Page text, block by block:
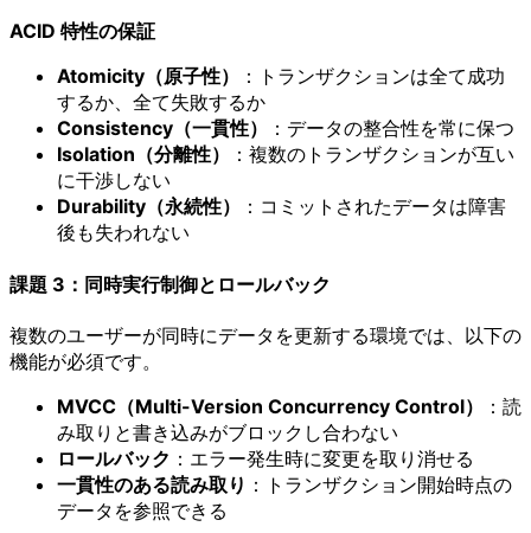
ACID 特性の保証
Atomicity（原子性）
：トランザクションは全て成功
するか、全て失敗するか
Consistency（一貫性）
：データの整合性を常に保つ
Isolation（分離性）
：複数のトランザクションが互い
に干渉しない
Durability（永続性）
：コミットされたデータは障害
後も失われない
課題 3：同時実行制御とロールバック
複数のユーザーが同時にデータを更新する環境では、以下の
機能が必須です。
MVCC（Multi-Version Concurrency Control）
：読
み取りと書き込みがブロックし合わない
ロールバック ：エラー発生時に変更を取り消せる
一貫性のある読み取り ：トランザクション開始時点の
データを参照できる